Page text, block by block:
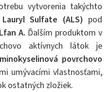
vytvorenia takýchto
Sulfate (ALS) pod
A. Ďalším produktom v
aktívnych látok je
povrchovo
umývacími vlastnosťami,
ostatných zložiek.